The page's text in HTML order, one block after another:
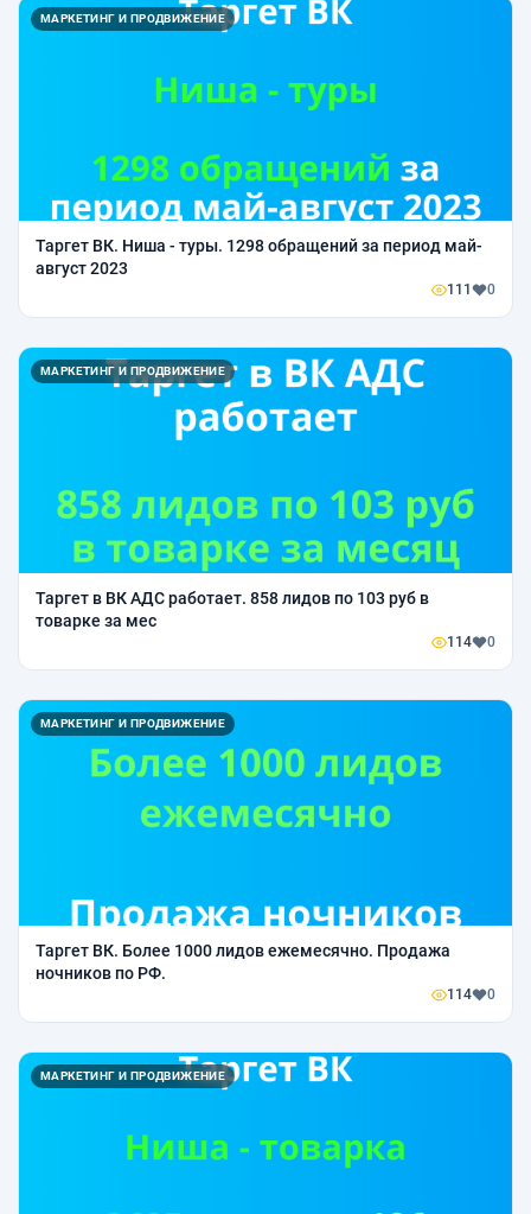
МАРКЕТИНГ И ПРОДВИЖЕНИЕ
Таргет ВК. Ниша - туры. 1298 обращений за период май-
август 2023
111 0
МАРКЕТИНГ И ПРОДВИЖЕНИЕ
Таргет в ВК АДС работает. 858 лидов по 103 руб в
товарке за мес
114 0
МАРКЕТИНГ И ПРОДВИЖЕНИЕ
Таргет ВК. Более 1000 лидов ежемесячно. Продажа
ночников по РФ.
114 0
МАРКЕТИНГ И ПРОДВИЖЕНИЕ